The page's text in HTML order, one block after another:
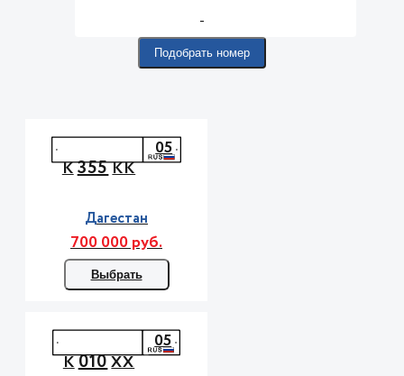
-
Подобрать номер
К355КК
05
Дагестан
700 000 руб.
Выбрать
К010ХХ
05